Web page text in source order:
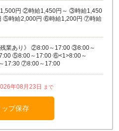
円 ②時給1,450円～ ③時給1,450
⑤時給2,000円 ⑥時給1,200円 ⑦時給
業あり》 ②8:00～17:00 ③8:00～
⑤8:00～17:00 ⑥<1>8:00～
17:30 ⑦8:00～17:00
年08月23日
ップ保存